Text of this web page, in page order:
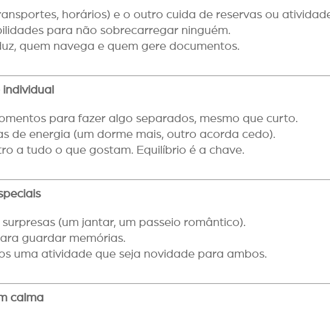
horários) e o outro cuida de reservas ou
para não sobrecarregar ninguém.
quem navega e quem gere documentos.
para fazer algo separados, mesmo que curto.
de energia (um dorme mais, outro acorda cedo).
a tudo o que gostam. Equilíbrio é a chave.
(um jantar, um passeio romântico).
guardar memórias.
uma atividade que seja novidade para ambos.
calma